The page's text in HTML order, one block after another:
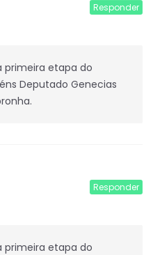
Responder
primeira etapa do
Deputado Genecias
Responder
primeira etapa do